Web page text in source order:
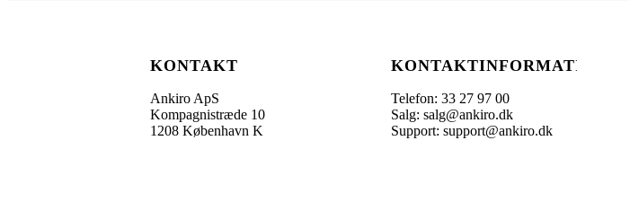
KONTAKT
Ankiro ApS
Kompagnistræde 10
1208 København K
KONTAKTINFORMATION
Telefon: 33 27 97 00
Salg: salg@ankiro.dk
Support: support@ankiro.dk